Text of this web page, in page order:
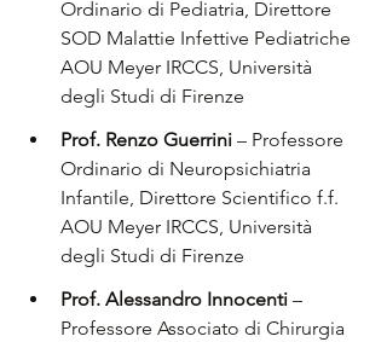
Ordinario di Pediatria, Direttore
SOD Malattie Infettive Pediatriche
AOU Meyer IRCCS, Università
degli Studi di Firenze
Prof. Renzo Guerrini – Professore
Ordinario di Neuropsichiatria
Infantile, Direttore Scientifico f.f.
AOU Meyer IRCCS, Università
degli Studi di Firenze
Prof. Alessandro Innocenti –
Professore Associato di Chirurgia